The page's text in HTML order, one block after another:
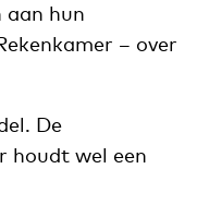
aan hun
– over
De
houdt wel een